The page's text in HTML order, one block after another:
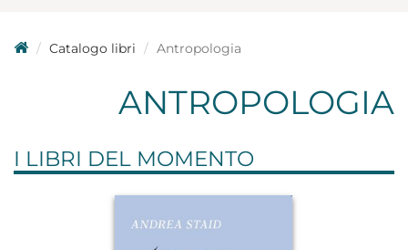
Catalogo libri Antropologia
ANTROPOLOGIA
I LIBRI DEL MOMENTO